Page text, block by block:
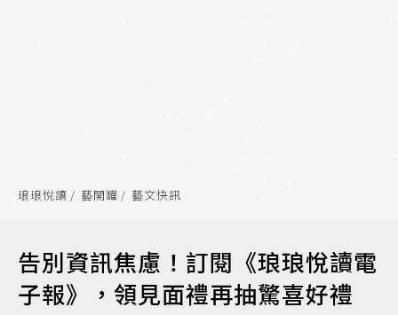
琅琅悅讀 藝開罐 藝文快訊
告別資訊焦慮！訂閱《琅琅悅讀電
子報》，領見面禮再抽驚喜好禮